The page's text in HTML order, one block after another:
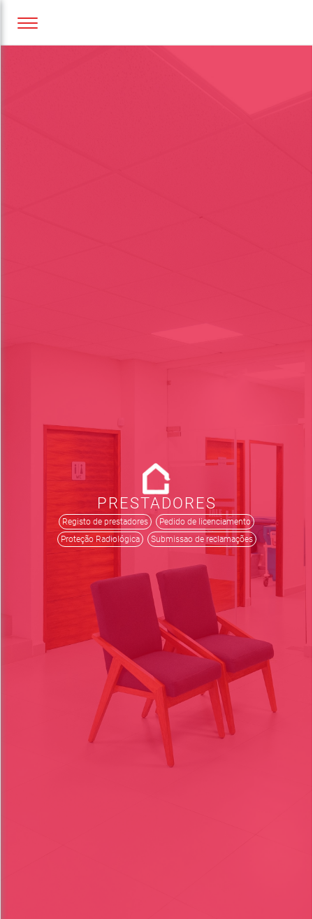
PRESTADORES
Registo de prestadores
Pedido de licenciamento
Proteção Radiológica
Submissao de reclamações